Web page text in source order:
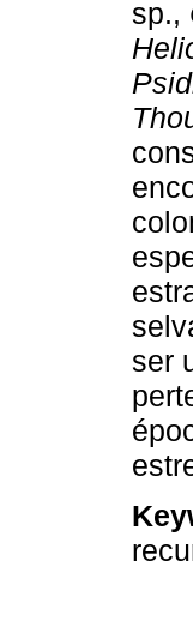
sp.,
ser